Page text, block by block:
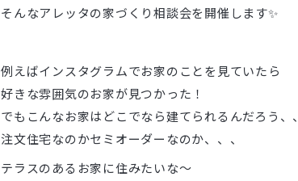
そんなアレッタの家づくり相談会を開催します✨
例えばインスタグラムでお家のことを見ていたら
好きな雰囲気のお家が見つかった！
でもこんなお家はどこでなら建てられるんだろう、、
注文住宅なのかセミオーダーなのか、、、
テラスのあるお家に住みたいな～